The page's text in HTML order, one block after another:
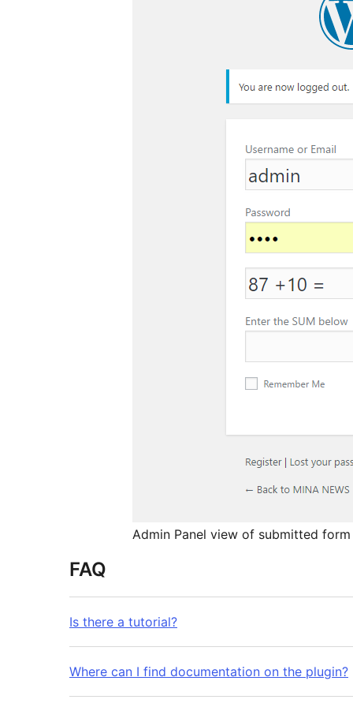
Admin Panel view of submitted form
FAQ
Is there a tutorial?
Where can I find documentation on the plugin?